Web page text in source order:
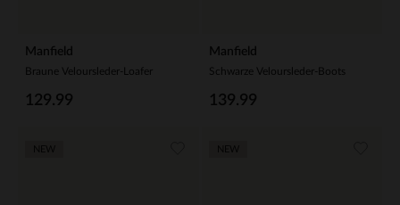
Manfield
Braune Veloursleder-Loafer
129.99
Manfield
Schwarze Veloursleder-Boots
139.99